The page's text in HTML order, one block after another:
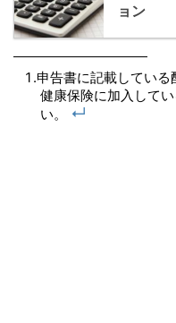
ョン
申告書に記載してい
健康保険に加入して
い。
↵